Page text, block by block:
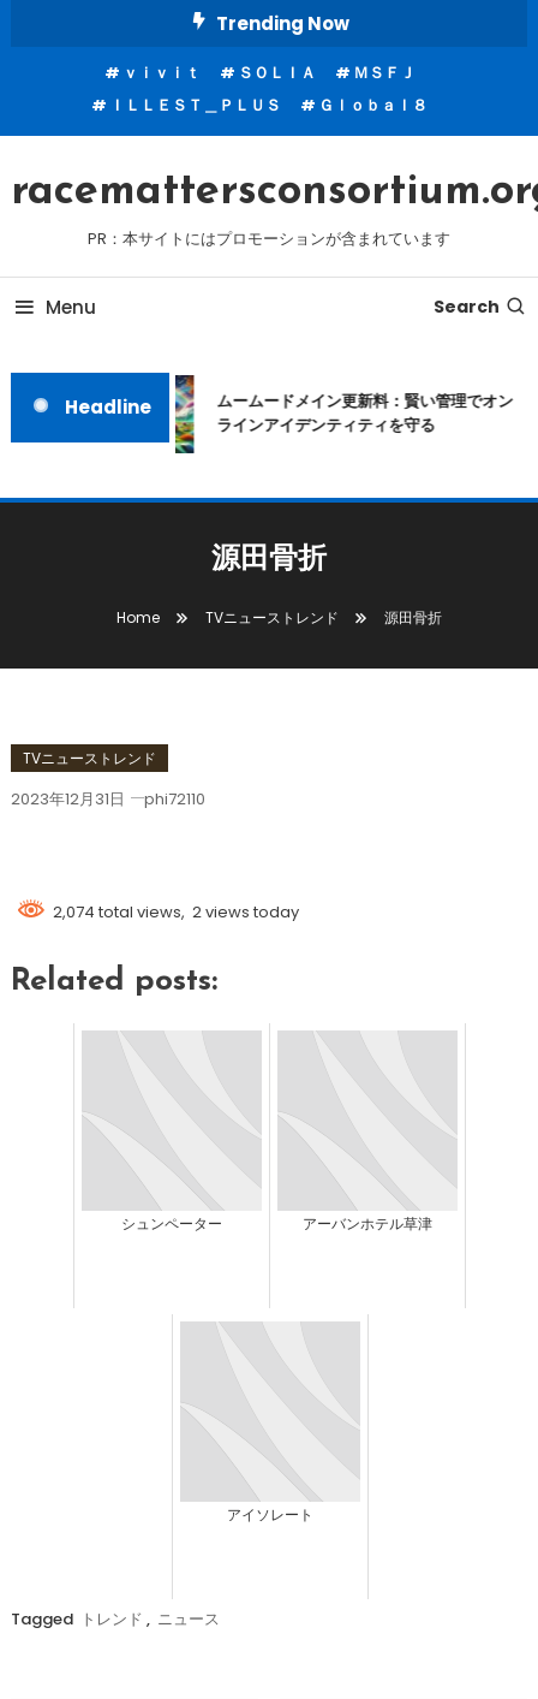
Trending Now
ｖｉｖｉｔ ＳＯＬＩＡ
ＭＳＦＪ
ＩＬＬＥＳＴ＿ＰＬＵＳ
Ｇｌｏｂａｌ８
PR：本サイトにはプロモーションが含まれています
Menu Search
Headline
ムームードメイン更新料：賢い管理でオン
ラインアイデンティティを守る
源田骨折
Home TVニューストレンド 源田骨折
TVニューストレンド
2023年12月31日 phi72110
2,074 total views, 2 views today
Related posts:
シュンペーター アーバンホテル草津
アイソレート
Tagged トレンド , ニュース